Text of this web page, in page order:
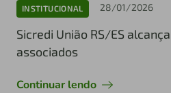
INSTITUCIONAL 28/01/2026
Sicredi União RS/ES
associados
Continuar lendo